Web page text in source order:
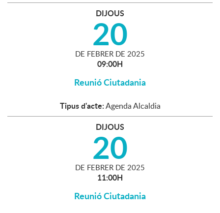
DIJOUS
20
DE FEBRER DE 2025
09:00H
Reunió Ciutadania
Tipus d'acte:Agenda Alcaldia
DIJOUS
20
DE FEBRER DE 2025
11:00H
Reunió Ciutadania